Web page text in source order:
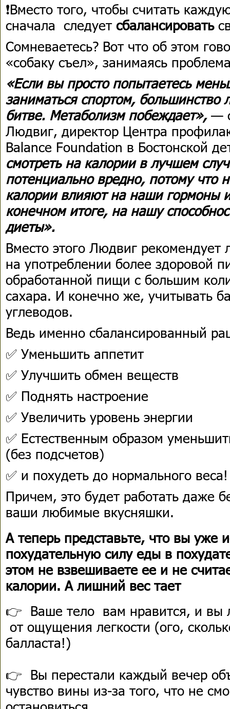
❗Вместо того, чтобы считать
сначала следует сбалансировать
Сомневаетесь? Вот что об этом
«собаку съел», занимаясь
«Если вы просто попытаетесь
заниматься спортом, большинство
битве. Метаболизм побеждает»,—
Людвиг, директор Центра
Balance Foundation в Бостонской
смотреть на калории в лучшем
потенциально вредно, потому что
калории влияют на наши гормоны
конечном итоге, на нашу
диеты».
Вместо этого Людвиг рекомендует
на употреблении более здоровой
обработанной пищи с большим
сахара. И конечно же, учитывать
углеводов.
Ведь именно сбалансированный
✅ Уменьшить аппетит
✅ Улучшить обмен веществ
✅ Поднять настроение
✅ Увеличить уровень энергии
✅ Естественным образом
(без подсчетов)
✅ и похудеть до нормального веса!
Причем, это будет работать даже
ваши любимые вкусняшки.
А теперь представьте, что вы уже
похудательную силу еды в
этом не взвешиваете ее и не
калории. А лишний вес тает
👉 Ваше тело вам нравится, и вы
от ощущения легкости (ого,
балласта!)
👉 Вы перестали каждый вечер
чувство вины из-за того, что не